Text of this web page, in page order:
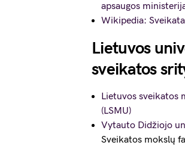
apsaugos
Wikipedia: Sveikata
Lietuvos
sveikatos
Lietuvos sveikatos
(LSMU)
Vytauto Didžiojo
Sveikatos mokslų